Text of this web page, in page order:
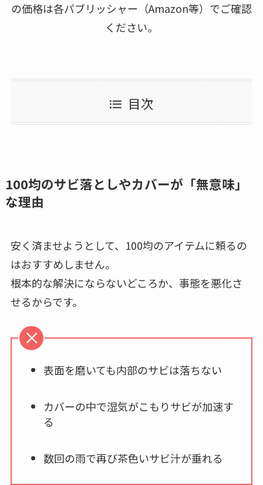
の価格は各パブリッシャー（Amazon等）でご確認
ください。
目次
100均のサビ落としやカバーが「無意味」
な理由
安く済ませようとして、100均のアイテムに頼るの
はおすすめしません。
根本的な解決にならないどころか、事態を悪化さ
せるからです。
表面を磨いても内部のサビは落ちない
カバーの中で湿気がこもりサビが加速す
る
数回の雨で再び茶色いサビ汁が垂れる